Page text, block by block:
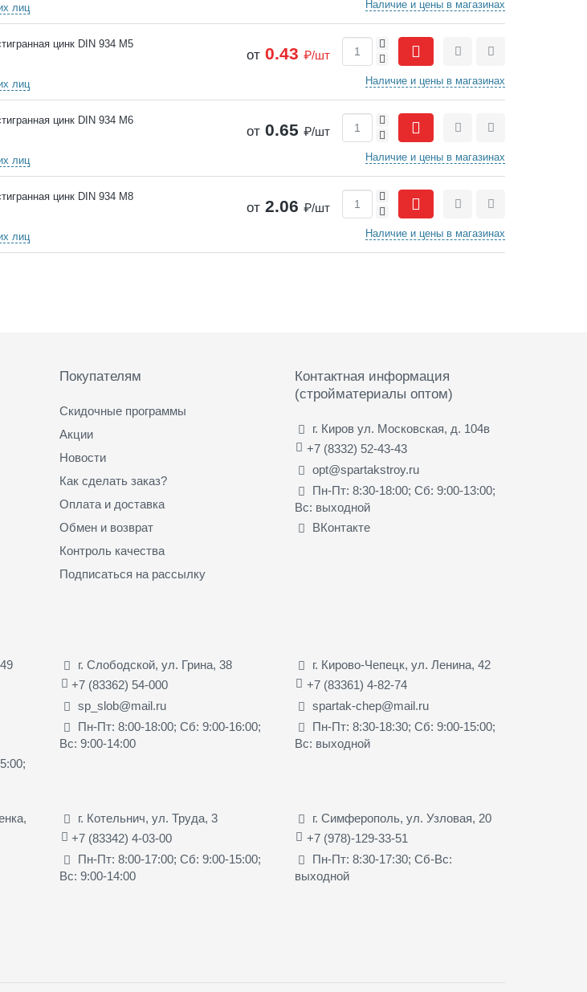
лиц Наличие и цены в магазинах
цинк DIN 934 М5
лиц
от 0.43₽/шт -
+
СравнитьОтложить
Наличие и цены в магазинах
цинк DIN 934 М6
лиц
от 0.65₽/шт -
+
СравнитьОтложить
Наличие и цены в магазинах
цинк DIN 934 М8
лиц
от 2.06₽/шт -
+
СравнитьОтложить
Наличие и цены в магазинах
Покупателям
Скидочные программы
Акции
Новости
Как сделать заказ?
Оплата и доставка
Обмен и возврат
Контроль качества
Подписаться на рассылку
Контактная информация
(стройматериалы оптом)
г. Киров ул. Московская, д. 104в
+7 (8332) 52-43-43
opt@spartakstroy.ru
Пн-Пт: 8:30-18:00; Сб: 9:00-13:00;
Вс: выходной
ВКонтакте
г. Слободской, ул. Грина, 38
+7 (83362) 54-000
sp_slob@mail.ru
Пн-Пт: 8:00-18:00; Сб: 9:00-16:00;
Вс: 9:00-14:00
г. Кирово-Чепецк, ул. Ленина, 42
+7 (83361) 4-82-74
spartak-chep@mail.ru
Пн-Пт: 8:30-18:30; Сб: 9:00-15:00;
Вс: выходной
г. Котельнич, ул. Труда, 3
+7 (83342) 4-03-00
Пн-Пт: 8:00-17:00; Сб: 9:00-15:00;
Вс: 9:00-14:00
г. Симферополь, ул. Узловая, 20
+7 (978)-129-33-51
Пн-Пт: 8:30-17:30; Сб-Вс:
выходной